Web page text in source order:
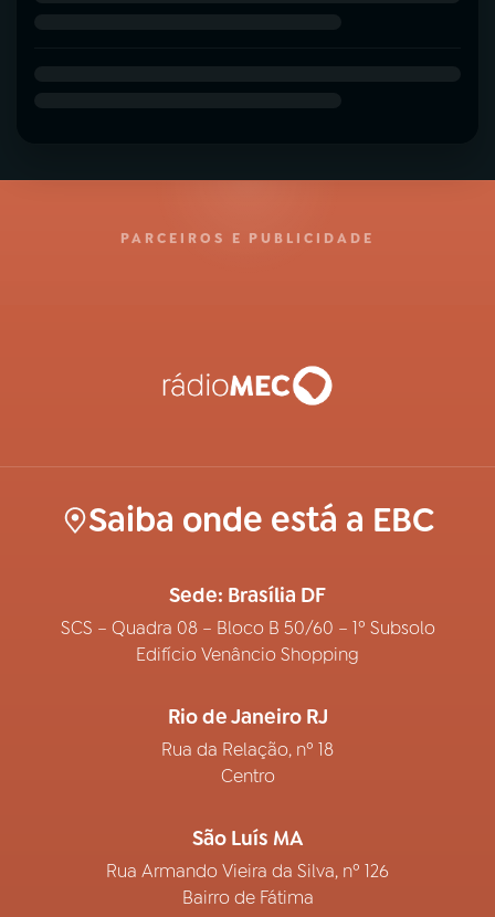
PARCEIROS E PUBLICIDADE
Saiba onde está a EBC
Sede: Brasília DF
SCS – Quadra 08 – Bloco B 50/60 – 1º Subsolo
Edifício Venâncio Shopping
Rio de Janeiro RJ
Rua da Relação, nº 18
Centro
São Luís MA
Rua Armando Vieira da Silva, nº 126
Bairro de Fátima